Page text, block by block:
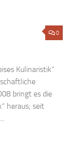
0
Kulinaristik“
bringt es die
heraus; seit